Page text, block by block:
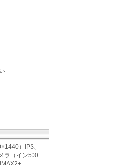
）IPS、
ラ（イン500
、